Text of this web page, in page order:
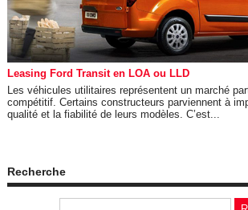
Leasing Ford Transit en LOA ou LLD
Les véhicules utilitaires représentent un marché
compétitif. Certains constructeurs parviennent à
qualité et la fiabilité de leurs modèles. C’est...
Recherche